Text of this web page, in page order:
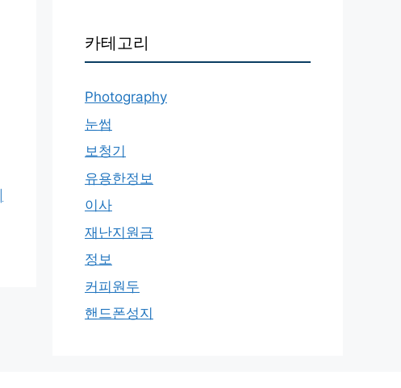
카테고리
Photography
눈썹
보청기
유용한정보
이사
재난지원금
정보
커피원두
핸드폰성지